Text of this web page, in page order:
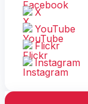
X
YouTube
Flickr
Instagram